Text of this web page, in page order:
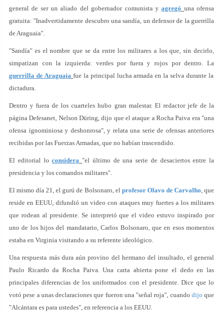
general de ser un aliado del gobernador comunista yagregó una ofensa
gratuita: "Inadvertidamente descubro una sandía, un defensor de la guerrilla
de Araguaia".
"Sandía" es el nombre que se da entre los militares a los que, sin decirlo,
simpatizan con la izquierda: verdes por fuera y rojos por dentro. La
guerrilla de Araguaia fue la principal lucha armada en la selva durante la
dictadura.
Dentro y fuera de los cuarteles hubo gran malestar. El redactor jefe de la
página Defesanet, Nelson Düring, dijo que el ataque a Rocha Paiva era "una
ofensa ignominiosa y deshonrosa", y relata una serie de ofensas anteriores
recibidas por las Fuerzas Armadas, que no habían trascendido.
El editorial loconsidera "el último de una serie de desaciertos entre la
presidencia y los comandos militares".
El mismo día 21, el gurú de Bolsonaro, el profesor Olavo de Carvalho, que
reside en EEUU, difundió un video con ataques muy fuertes a los militares
que rodean al presidente. Se interpretó que el video estuvo inspirado por
uno de los hijos del mandatario, Carlos Bolsonaro, que en esos momentos
estaba en Virginia visitando a su referente ideológico.
Una respuesta más dura aún provino del hermano del insultado, el general
Paulo Ricardo da Rocha Paiva. Una carta abierta pone el dedo en las
principales diferencias de los uniformados con el presidente. Dice que lo
votó pese a unas declaraciones que fueron una "señal roja", cuando dijo que
"Alcántara es para ustedes", en referencia a los EEUU.